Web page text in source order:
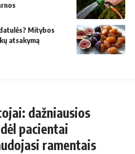
Mitybos
atsakymą
dažniausios
pacientai
ramentais